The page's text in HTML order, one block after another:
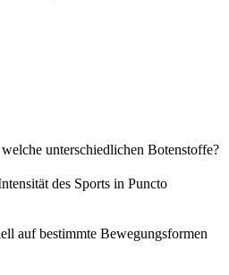
unterschiedlichen Botenstoffe?
des Sports in Puncto
auf bestimmte Bewegungsformen